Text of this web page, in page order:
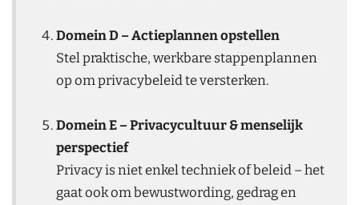
Domein D – Actieplannen opstellen
Stel praktische, werkbare stappenplannen
op om privacybeleid te versterken.
Domein E – Privacycultuur & menselijk
perspectief
Privacy is niet enkel techniek of beleid – het
gaat ook om bewustwording, gedrag en